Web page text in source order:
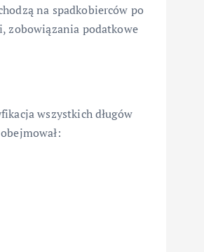
na spadkobierców po
zobowiązania podatkowe
wszystkich długów